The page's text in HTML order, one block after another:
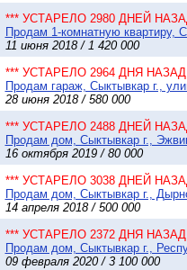
*** УСТАРЕЛО 2980 ДНЕЙ
Продам 1-комнатную квартиру,
11 июня 2018 / 1 420 000
*** УСТАРЕЛО 2964 ДНЯ НАЗАД
Продам гараж, Сыктывкар г.,
28 июня 2018 / 580 000
*** УСТАРЕЛО 2488 ДНЕЙ
Продам дом, Сыктывкар г.,
16 октября 2019 / 80 000
*** УСТАРЕЛО 3038 ДНЕЙ
Продам дом, Сыктывкар г.,
14 апреля 2018 / 500 000
*** УСТАРЕЛО 2372 ДНЯ НАЗАД
Продам дом, Сыктывкар г.,
09 февраля 2020 / 3 100 000